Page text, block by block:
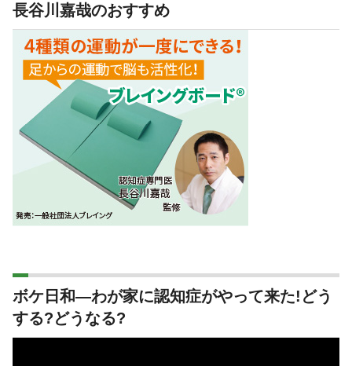
長谷川嘉哉のおすすめ
ボケ日和―わが家に認知症がやって来た!どう
する?どうなる?